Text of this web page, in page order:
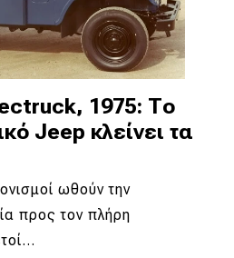
1975: Το
Jeep κλείνει τα
ωθούν την
προς τον πλήρη